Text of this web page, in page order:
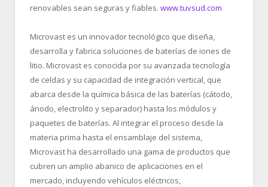
renovables sean seguras y fiables. www.tuvsud.com
Microvast es un innovador tecnológico que diseña,
desarrolla y fabrica soluciones de baterías de iones de
litio. Microvast es conocida por su avanzada tecnología
de celdas y su capacidad de integración vertical, que
abarca desde la química básica de las baterías (cátodo,
ánodo, electrolito y separador) hasta los módulos y
paquetes de baterías. Al integrar el proceso desde la
materia prima hasta el ensamblaje del sistema,
Microvast ha desarrollado una gama de productos que
cubren un amplio abanico de aplicaciones en el
mercado, incluyendo vehículos eléctricos,